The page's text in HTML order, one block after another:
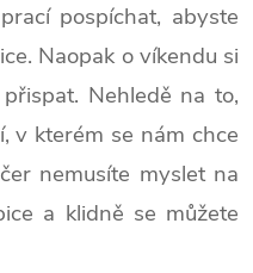
pospíchat, abyste
Naopak o víkendu si
Nehledě na to,
v kterém se nám chce
nemusíte myslet na
a klidně se můžete